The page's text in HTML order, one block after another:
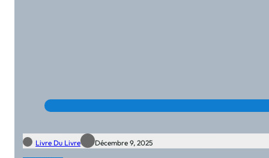
Livre Du Livre Décembre 9, 2025